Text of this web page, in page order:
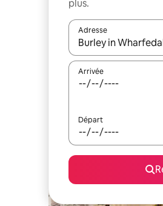
plus.
Adresse
Lorsque les résultats
Arrivée
Départ